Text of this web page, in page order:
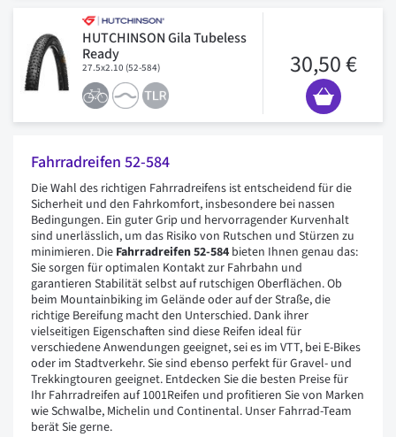
HUTCHINSON Gila Tubeless
Ready
27.5x2.10 (52-584) 30,50 €
Fahrradreifen 52-584
Die Wahl des richtigen Fahrradreifens ist entscheidend für die
Sicherheit und den Fahrkomfort, insbesondere bei nassen
Bedingungen. Ein guter Grip und hervorragender Kurvenhalt
sind unerlässlich, um das Risiko von Rutschen und Stürzen zu
minimieren. Die Fahrradreifen 52-584 bieten Ihnen genau das:
Sie sorgen für optimalen Kontakt zur Fahrbahn und
garantieren Stabilität selbst auf rutschigen Oberflächen. Ob
beim Mountainbiking im Gelände oder auf der Straße, die
richtige Bereifung macht den Unterschied. Dank ihrer
vielseitigen Eigenschaften sind diese Reifen ideal für
verschiedene Anwendungen geeignet, sei es im VTT, bei E-Bikes
oder im Stadtverkehr. Sie sind ebenso perfekt für Gravel- und
Trekkingtouren geeignet. Entdecken Sie die besten Preise für
Ihr Fahrradreifen auf 1001Reifen und profitieren Sie von Marken
wie Schwalbe, Michelin und Continental. Unser Fahrrad-Team
berät Sie gerne.